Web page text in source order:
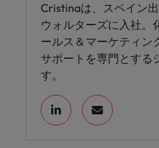
Cristinaは、スペイン
ウォルターズに入社。
ールス＆マーケティン
サポートを専門とする
す。